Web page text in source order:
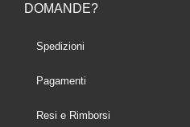
DOMANDE?
Spedizioni
Pagamenti
Resi e Rimborsi